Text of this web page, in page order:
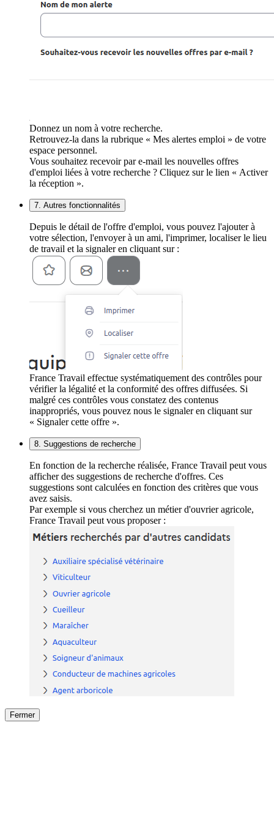
Donnez un nom à votre recherche.
Retrouvez-la dans la rubrique « Mes alertes emploi » de votre
espace personnel.
Vous souhaitez recevoir par e-mail les nouvelles offres
d'emploi liées à votre recherche ? Cliquez sur le lien « Activer
la réception ».
7. Autres fonctionnalités
Depuis le détail de l'offre d'emploi, vous pouvez l'ajouter à
votre sélection, l'envoyer à un ami, l'imprimer, localiser le lieu
de travail et la signaler en cliquant sur :
France Travail effectue systématiquement des contrôles pour
vérifier la légalité et la conformité des offres diffusées. Si
malgré ces contrôles vous constatez des contenus
inappropriés, vous pouvez nous le signaler en cliquant sur
« Signaler cette offre ».
8. Suggestions de recherche
En fonction de la recherche réalisée, France Travail peut vous
afficher des suggestions de recherche d'offres. Ces
suggestions sont calculées en fonction des critères que vous
avez saisis.
Par exemple si vous cherchez un métier d'ouvrier agricole,
France Travail peut vous proposer :
Fermer